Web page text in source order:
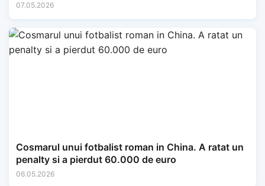
07.05.2026
Cosmarul unui fotbalist roman in China. A ratat un
penalty si a pierdut 60.000 de euro
06.05.2026